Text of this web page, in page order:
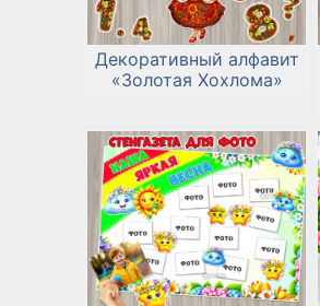
Декоративный алфавит
«Золотая Хохлома»